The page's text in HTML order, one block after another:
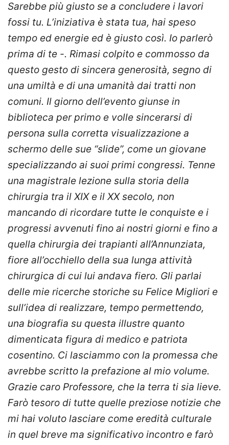
Sarebbe più giusto se a concludere i lavori
fossi tu. L’iniziativa è stata tua, hai speso
tempo ed energie ed è giusto così. Io parlerò
prima di te -. Rimasi colpito e commosso da
questo gesto di sincera generosità, segno di
una umiltà e di una umanità dai tratti non
comuni. Il giorno dell’evento giunse in
biblioteca per primo e volle sincerarsi di
persona sulla corretta visualizzazione a
schermo delle sue “slide”, come un giovane
specializzando ai suoi primi congressi. Tenne
una magistrale lezione sulla storia della
chirurgia tra il XIX e il XX secolo, non
mancando di ricordare tutte le conquiste e i
progressi avvenuti fino ai nostri giorni e fino a
quella chirurgia dei trapianti all’Annunziata,
fiore all’occhiello della sua lunga attività
chirurgica di cui lui andava fiero. Gli parlai
delle mie ricerche storiche su Felice Migliori e
sull’idea di realizzare, tempo permettendo,
una biografia su questa illustre quanto
dimenticata figura di medico e patriota
cosentino. Ci lasciammo con la promessa che
avrebbe scritto la prefazione al mio volume.
Grazie caro Professore, che la terra ti sia lieve.
Farò tesoro di tutte quelle preziose notizie che
mi hai voluto lasciare come eredità culturale
in quel breve ma significativo incontro e farò